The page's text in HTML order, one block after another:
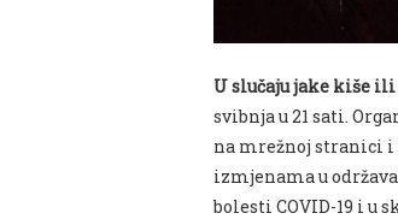
U slučaju jake kiše
svibnja u 21 sati.
na mrežnoj stranici
izmjenama u
bolesti COVID-19 i